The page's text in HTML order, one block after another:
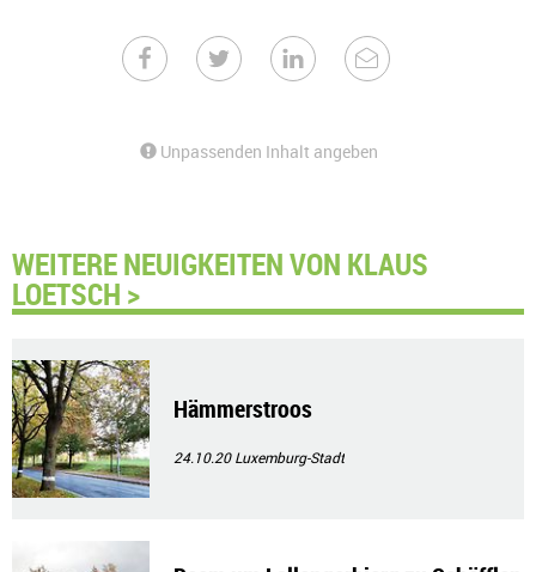
Unpassenden Inhalt angeben
WEITERE NEUIGKEITEN VON KLAUS
LOETSCH >
Hämmerstroos
24.10.20Luxemburg-Stadt